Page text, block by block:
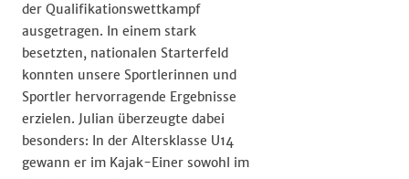
der Qualifikationswettkampf
ausgetragen. In einem stark
besetzten, nationalen Starterfeld
konnten unsere Sportlerinnen und
Sportler hervorragende Ergebnisse
erzielen. Julian überzeugte dabei
besonders: In der Altersklasse U14
gewann er im Kajak-Einer sowohl im